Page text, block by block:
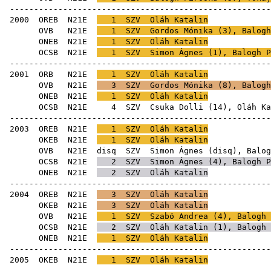
2000 OREB N21E 1 SZV Oláh Katalin
OVB N21E 1 SZV Gordos Mónika ( 3 ),
ONEB N21E 1 SZV Oláh Katalin
OCSB N21E 1 SZV Simon Ágnes ( 1 ), Balogh
2001 ORB N21E 1 SZV Oláh Katalin
OVB N21E 3 SZV Gordos Mónika ( 8 ),
ONEB N21E 1 SZV Oláh Katalin
OCSB N21E 4 SZV Csuka Dolli ( 14), Oláh
2003 OREB N21E 1 SZV Oláh Katalin
OKEB N21E 1 SZV Oláh Katalin
OVB N21E disq SZV Simon Ágnes ( disq ),
OCSB N21E 2 SZV Simon Ágnes ( 4 ), Balogh
ONEB N21E 2 SZV Oláh Katalin
2004 OREB N21E 3 SZV Oláh Katalin
OKEB N21E 3 SZV Oláh Katalin
OVB N21E 1 SZV Szabó Andrea ( 4), Balogh
OCSB N21E 2 SZV Oláh Katalin ( 1 ), Balogh
ONEB N21E 1 SZV Oláh Katalin
2005 OKEB N21E 1 SZV Oláh Katalin